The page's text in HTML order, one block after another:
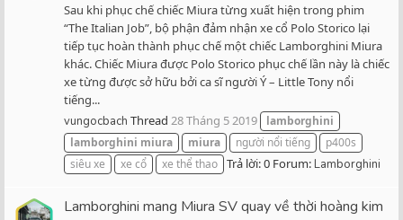
Sau khi phục chế chiếc Miura từng xuất hiện trong phim
“The Italian Job”, bộ phận đảm nhận xe cổ Polo Storico lại
tiếp tục hoàn thành phục chế một chiếc Lamborghini Miura
khác. Chiếc Miura được Polo Storico phục chế lần này là chiếc
xe từng được sở hữu bởi ca sĩ người Ý – Little Tony nổi
tiếng...
vungocbach Thread 28 Tháng 5 2019
lamborghini
lamborghini miura miura người nổi tiếng
p400s
siêu xe
xe cổ xe thể thao Trả lời: 0 Forum:Lamborghini
Lamborghini mang Miura SV quay về thời hoàng kim